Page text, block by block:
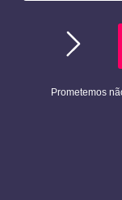
Prometemos